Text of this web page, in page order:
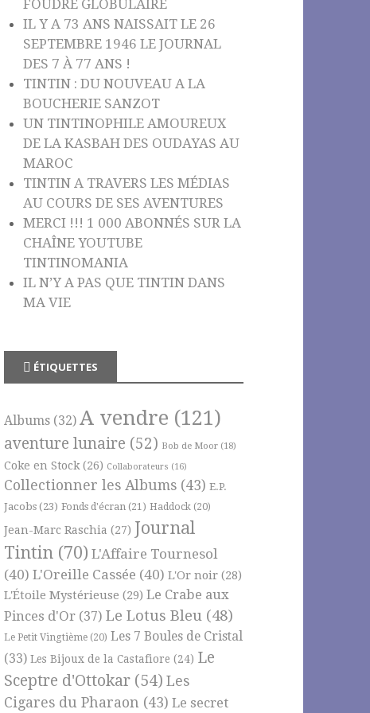
FOUDRE GLOBULAIRE
IL Y A 73 ANS NAISSAIT LE 26
SEPTEMBRE 1946 LE JOURNAL
DES 7 À 77 ANS !
TINTIN : DU NOUVEAU A LA
BOUCHERIE SANZOT
UN TINTINOPHILE AMOUREUX
DE LA KASBAH DES OUDAYAS AU
MAROC
TINTIN A TRAVERS LES MÉDIAS
AU COURS DE SES AVENTURES
MERCI !!! 1 000 ABONNÉS SUR LA
CHAÎNE YOUTUBE
TINTINOMANIA
IL N’Y A PAS QUE TINTIN DANS
MA VIE
ÉTIQUETTES
Albums (32) A vendre (121)
aventure lunaire (52) Bob de Moor (18)
Coke en Stock(26) Collaborateurs (16)
Collectionner les Albums (43) E.P.
Jacobs (23) Fonds d'écran (21) Haddock (20)
Jean-Marc Raschia (27) Journal
Tintin (70) L'Affaire Tournesol
(40) L'Oreille Cassée (40) L'Or noir (28)
L'Étoile Mystérieuse (29) Le Crabe aux
Pinces d'Or (37) Le Lotus Bleu (48)
Le Petit Vingtième (20) Les 7 Boules de Cristal
(33) Les Bijoux de la Castafiore (24) Le
Sceptre d'Ottokar (54) Les
Cigares du Pharaon (43) Le secret